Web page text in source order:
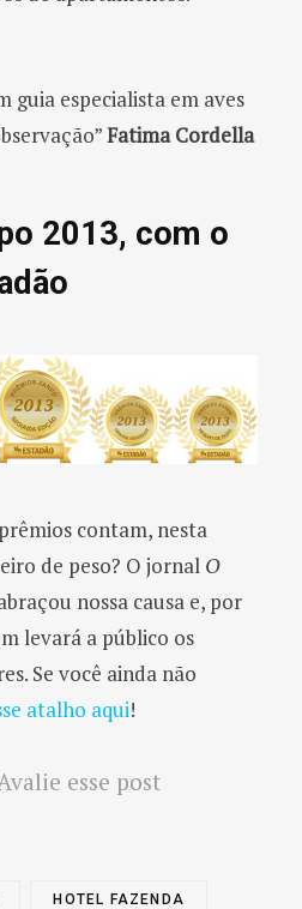
guia especialista em aves
Fatima Cordella
2013, com o
contam, nesta
de peso? O jornal O
nossa causa e, por
levará a público os
Se você ainda não
atalho aqui!
esse post
HOTEL FAZENDA